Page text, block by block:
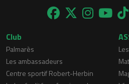
Club
Palmarès
Les ambassadeurs
Centre sportif Robert-Herbin